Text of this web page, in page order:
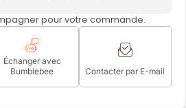
pour votre commande.
Échanger avec
Bumblebee
Contacter par E-mail